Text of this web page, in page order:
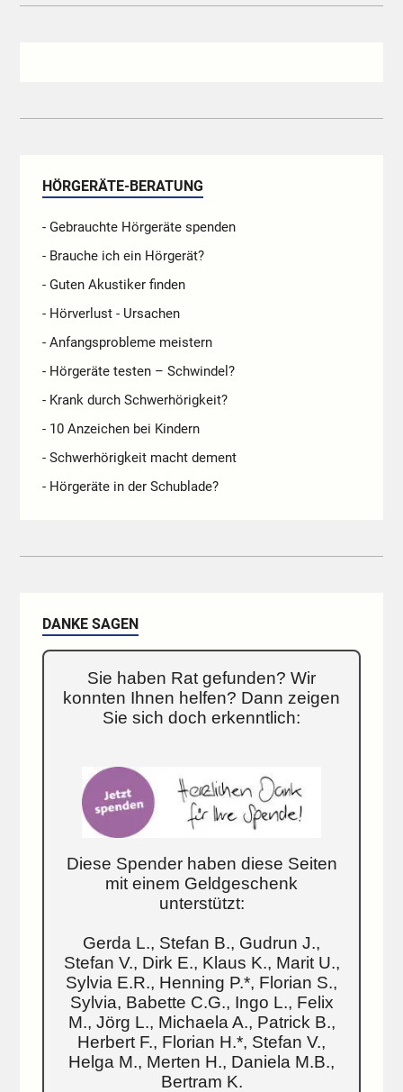
HÖRGERÄTE-BERATUNG
- Gebrauchte Hörgeräte spenden
- Brauche ich ein Hörgerät?
- Guten Akustiker finden
- Hörverlust - Ursachen
- Anfangsprobleme meistern
- Hörgeräte testen – Schwindel?
- Krank durch Schwerhörigkeit?
- 10 Anzeichen bei Kindern
- Schwerhörigkeit macht dement
- Hörgeräte in der Schublade?
DANKE SAGEN
Sie haben Rat gefunden? Wir
konnten Ihnen helfen? Dann zeigen
Sie sich doch erkenntlich:
Diese Spender haben diese Seiten
mit einem Geldgeschenk
unterstützt:
Gerda L., Stefan B., Gudrun J.,
Stefan V., Dirk E., Klaus K., Marit U.,
Sylvia E.R., Henning P.*, Florian S.,
Sylvia, Babette C.G., Ingo L., Felix
M., Jörg L., Michaela A., Patrick B.,
Herbert F., Florian H.*, Stefan V.,
Helga M., Merten H., Daniela M.B.,
Bertram K.